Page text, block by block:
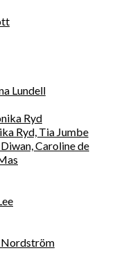
Lundell
Ryd
Ryd, Tia Jumbe
Caroline de
Nordström